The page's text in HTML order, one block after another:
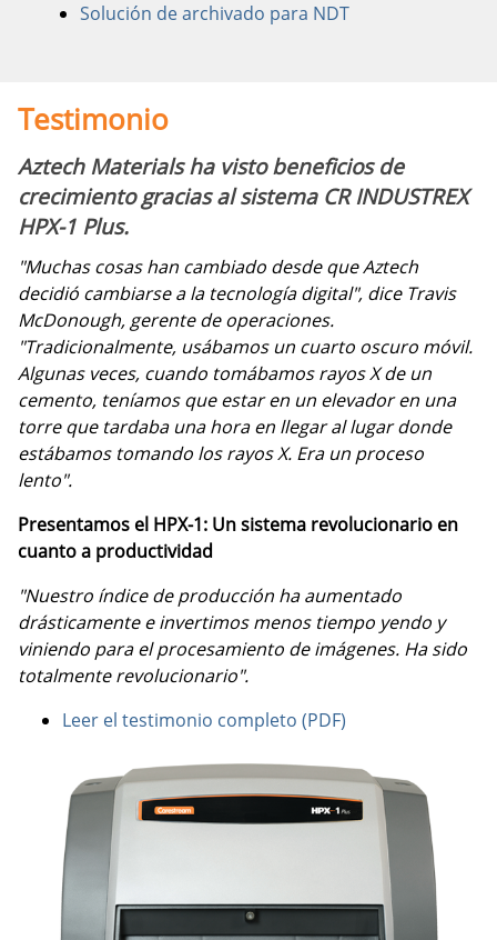
Solución de archivado para NDT
Testimonio
Aztech Materials ha visto beneficios de
crecimiento gracias al sistema CR INDUSTREX
HPX-1 Plus.
"Muchas cosas han cambiado desde que Aztech
decidió cambiarse a la tecnología digital", dice Travis
McDonough, gerente de operaciones.
"Tradicionalmente, usábamos un cuarto oscuro móvil.
Algunas veces, cuando tomábamos rayos X de un
cemento, teníamos que estar en un elevador en una
torre que tardaba una hora en llegar al lugar donde
estábamos tomando los rayos X. Era un proceso
lento".
Presentamos el HPX-1: Un sistema revolucionario en
cuanto a productividad
"Nuestro índice de producción ha aumentado
drásticamente e invertimos menos tiempo yendo y
viniendo para el procesamiento de imágenes. Ha sido
totalmente revolucionario".
Leer el testimonio completo (PDF)